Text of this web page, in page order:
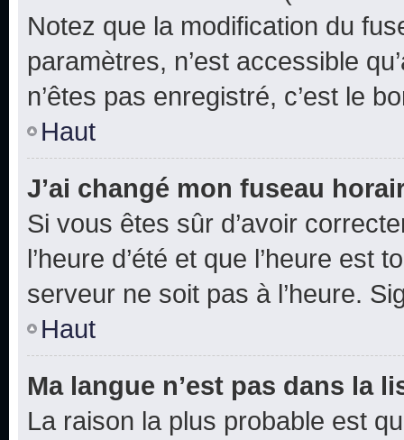
Notez que la modification du
paramètres, n’est accessible
n’êtes pas enregistré, c’est le
Haut
J’ai changé mon fuseau
Si vous êtes sûr d’avoir
l’heure d’été et que l’heure est
serveur ne soit pas à l’heure.
Haut
Ma langue n’est pas dans la
La raison la plus probable est